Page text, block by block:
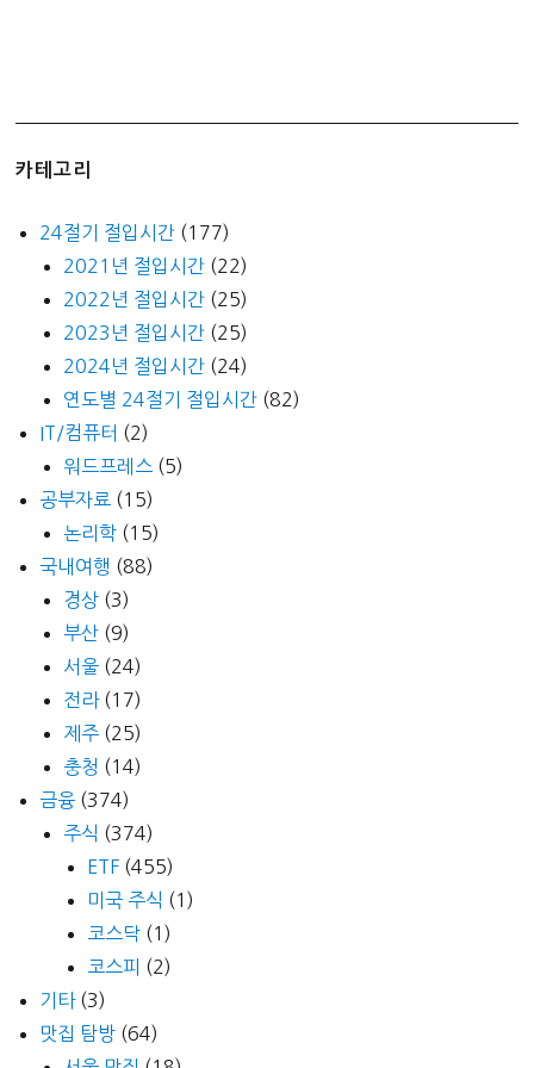
카테고리
24절기 절입시간 (177)
2021년 절입시간 (22)
2022년 절입시간 (25)
2023년 절입시간 (25)
2024년 절입시간 (24)
연도별 24절기 절입시간 (82)
IT/컴퓨터 (2)
워드프레스 (5)
공부자료 (15)
논리학 (15)
국내여행 (88)
경상 (3)
부산 (9)
서울 (24)
전라(17)
제주 (25)
충청 (14)
금융 (374)
주식 (374)
ETF (455)
미국 주식 (1)
코스닥 (1)
코스피 (2)
기타(3)
맛집 탐방 (64)